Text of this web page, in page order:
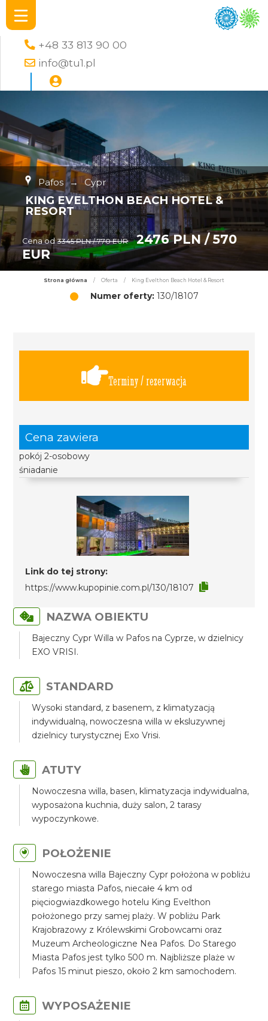
+48 33 813 90 00
info@tu1.pl
Pafos → Cypr
KING EVELTHON BEACH HOTEL &
RESORT
Cena od 3345 PLN / 770 EUR
2476 PLN / 570
EUR
Strona główna / Oferta / King Evelthon Beach Hotel & Resort
Numer oferty:130/18107
Terminy / rezerwacja
Cena zawiera
pokój 2-osobowy
śniadanie
Link do tej strony:
https://www.kupopinie.com.pl/130/18107
NAZWA OBIEKTU
Bajeczny Cypr Willa w Pafos na Cyprze, w dzielnicy
EXO VRISI.
STANDARD
Wysoki standard, z basenem, z klimatyzacją
indywidualną, nowoczesna willa w eksluzywnej
dzielnicy turystycznej Exo Vrisi.
ATUTY
Nowoczesna willa, basen, klimatyzacja indywidualna,
wyposażona kuchnia, duży salon, 2 tarasy
wypoczynkowe.
POŁOŻENIE
Nowoczesna willa Bajeczny Cypr położona w pobliżu
starego miasta Pafos, niecałe 4 km od
pięciogwiazdkowego hotelu King Evelthon
położonego przy samej plaży. W pobliżu Park
Krajobrazowy z Królewskimi Grobowcami oraz
Muzeum Archeologiczne Nea Pafos. Do Starego
Miasta Pafos jest tylko 500 m. Najbliższe plaże w
Pafos 15 minut pieszo, około 2 km samochodem.
WYPOSAŻENIE